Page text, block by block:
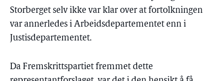
Storberget selv ikke var klar over at fortolkningen
var annerledes i Arbeidsdepartementet enn i
Justisdepartementet.
Da Fremskrittspartiet fremmet dette